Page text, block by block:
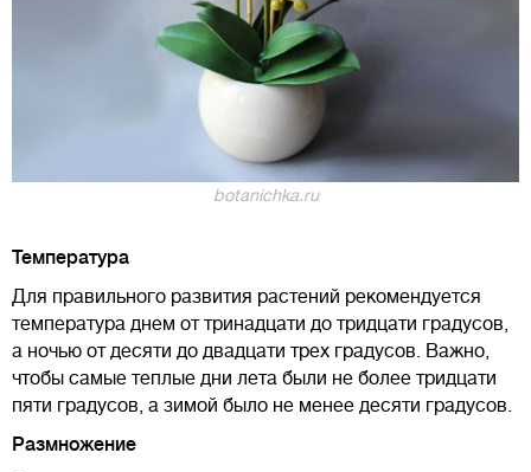
botanichka.ru
Температура
Для правильного развития растений рекомендуется
температура днем от тринадцати до тридцати градусов,
а ночью от десяти до двадцати трех градусов. Важно,
чтобы самые теплые дни лета были не более тридцати
пяти градусов, а зимой было не менее десяти градусов.
Размножение